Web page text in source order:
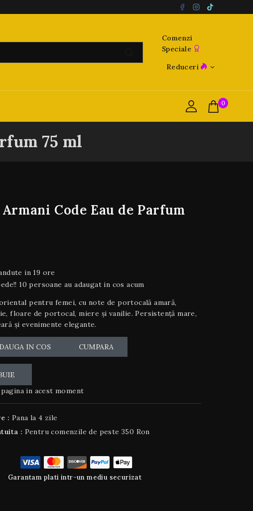
Comenzi
Speciale
Reduceri
0
75 ml
Code Eau de Parfum
in 19 ore
10 persoane au adaugat in cos acum
pentru femei, cu note de portocală amară,
floare de portocal, miere și vanilie. Persistență mare,
și evenimente elegante.
IN COS CUMPARA
in acest moment
: Pana la 4 zile
: Pentru comenzile de peste 350 Ron
Garantam plati intr-un mediu securizat